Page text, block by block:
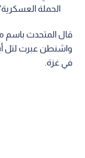
الحملة
قال المتحدث باسم
واشنطن عبرت لتل
في غزة.